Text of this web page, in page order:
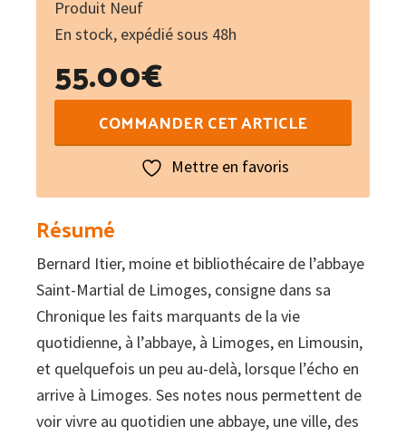
Produit Neuf
En stock, expédié sous 48h
55.00€
de
COMMANDER CET ARTICLE
Mettre en favoris
Résumé
Bernard Itier, moine et bibliothécaire de l’abbaye
Saint-Martial de Limoges, consigne dans sa
Chronique les faits marquants de la vie
quotidienne, à l’abbaye, à Limoges, en Limousin,
et quelquefois un peu au-delà, lorsque l’écho en
arrive à Limoges. Ses notes nous permettent de
voir vivre au quotidien une abbaye, une ville, des